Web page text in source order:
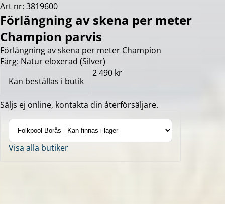
Art nr: 3819600
Förlängning av skena per meter
Champion parvis
Förlängning av skena per meter Champion
Färg: Natur eloxerad (Silver)
Kan beställas i butik
2 490 kr
Säljs ej online, kontakta din återförsäljare.
Visa alla butiker